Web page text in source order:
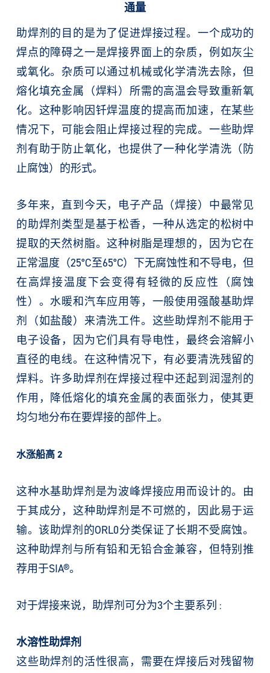
通量
助焊剂的目的是为了促进焊接过程。一个成功的
焊点的障碍之一是焊接界面上的杂质，例如灰尘
或氧化。杂质可以通过机械或化学清洗去除，但
熔化填充金属（焊料）所需的高温会导致重新氧
化。这种影响因钎焊温度的提高而加速，在某些
情况下，可能会阻止焊接过程的完成。一些助焊
剂有助于防止氧化，也提供了一种化学清洗（防
止腐蚀）的形式。
多年来，直到今天，电子产品（焊接）中最常见
的助焊剂类型是基于松香，一种从选定的松树中
提取的天然树脂。这种树脂是理想的，因为它在
正常温度（25°C至65°C）下无腐蚀性和不导电，但
在高焊接温度下会变得有轻微的反应性（腐蚀
性）。水暖和汽车应用等，一般使用强酸基助焊
剂（如盐酸）来清洗工件。这些助焊剂不能用于
电子设备，因为它们具有导电性，最终会溶解小
直径的电线。在这种情况下，有必要清洗残留的
焊料。许多助焊剂在焊接过程中还起到润湿剂的
作用，降低熔化的填充金属的表面张力，使其更
均匀地分布在要焊接的部件上。
水涨船高 2
这种水基助焊剂是为波峰焊接应用而设计的。由
于其成分，这种助焊剂是不可燃的，因此易于运
输。该助焊剂的ORL0分类保证了长期不受腐蚀。
这种助焊剂与所有铅和无铅合金兼容，但特别推
荐用于SIA®。
对于焊接来说，助焊剂可分为3个主要系列 :
水溶性助焊剂
这些助焊剂的活性很高，需要在焊接后对残留物